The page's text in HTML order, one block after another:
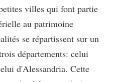
villes qui font partie
au patrimoine
se répartissent sur un
départements: celui
d'Alessandria. Cette